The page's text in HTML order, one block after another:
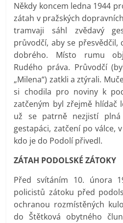
Někdy koncem ledna 1944
zátah v pražských
tramvaji sáhl zvědavý
průvodčí, aby se přesvědčil,
dobrého. Místo rumu
Rudého práva. Průvodčí
„Milena“) zatkli a ztýrali.
si chodila pro noviny k
zatčeným byl zřejmě hlídač
už se patrně nezjistí
gestapáci, zatčení po válce,
kdo je do Podolí přivedl.
ZÁTAH PODOLSKÉ ZÁTOKY
Před svítáním 10. února
policistů zátoku před
ochranou rozmístěných
do Štětková obytného